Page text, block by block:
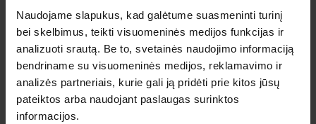
Naudojame slapukus, kad galėtume suasmeninti turinį
bei skelbimus, teikti visuomeninės medijos funkcijas ir
analizuoti srautą. Be to, svetainės naudojimo informaciją
bendriname su visuomeninės medijos, reklamavimo ir
analizės partneriais, kurie gali ją pridėti prie kitos jūsų
pateiktos arba naudojant paslaugas surinktos
informacijos.
Darbinis ilgis
135 mm
Kotelio skersmuo
Šešiakampis, 10 mm
Gręžimo kryptis
Dešininis gręžimas
Skersmuo
22 - 76 mm
Jus dominančios panašios prekės